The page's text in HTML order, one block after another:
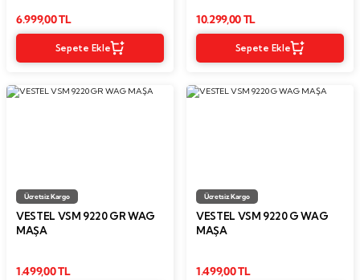
6.999,00 TL
Sepete Ekle
10.299,00 TL
Sepete Ekle
Ücretsiz Kargo
VESTEL VSM 9220 GR WAG
MAŞA
1.499,00 TL
Ücretsiz Kargo
VESTEL VSM 9220 G WAG
MAŞA
1.499,00 TL